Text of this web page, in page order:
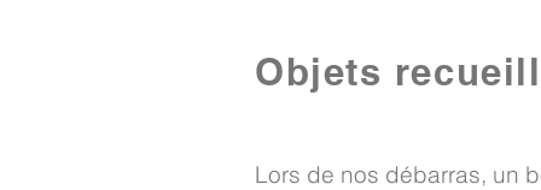
Objets
Lors de nos débarras, un